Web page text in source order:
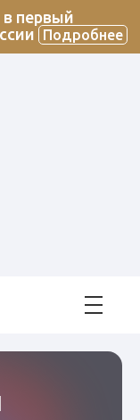
первый
Подробнее